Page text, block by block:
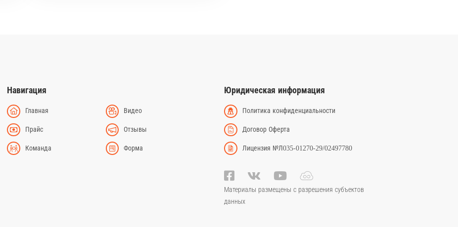
Навигация
Главная Видео
Прайс Отзывы
Команда Форма
Юридическая информация
Политика конфиденциальности
Договор Оферта
Лицензия №Л035-01270-29/02497780
Материалы размещены с разрешения субъектов
данных